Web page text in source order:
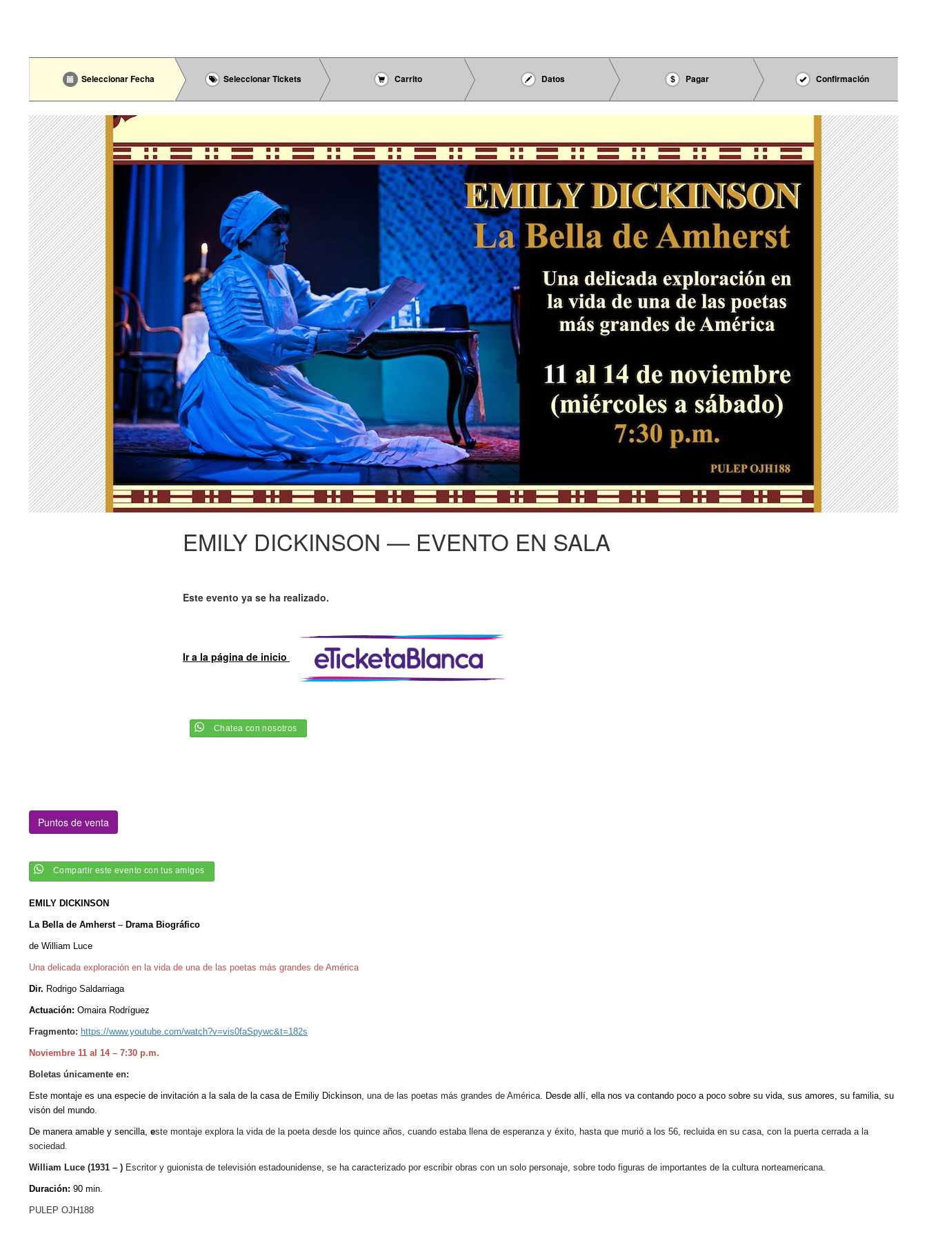
Seleccionar Fecha Seleccionar Tickets Carrito Datos Pagar Confirmación
EMILY DICKINSON — EVENTO EN SALA
Este evento ya se ha realizado.
Ir a la página de inicio
Chatea con nosotros
Puntos de venta
Compartir este evento con tus amigos
EMILY DICKINSON
La Bella de Amherst– Drama Biográfico
de William Luce
Una delicada exploración en la vida de una de las poetas más grandes de América
Dir. Rodrigo Saldarriaga
Actuación: Omaira Rodríguez
Fragmento: https://www.youtube.com/watch?v=vis0faSpywc&t=182s
Noviembre 11 al 14 – 7:30 p.m.
Boletas únicamente en:
Este montaje es una especie de invitación a la sala de la casa de Emiliy Dickinson, una de las poetas más grandes de América. Desde allí, ella nos va contando poco a poco sobre su vida, sus amores, su familia, su
visón del mundo.
De manera amable y sencilla, este montaje explora la vida de la poeta desde los quince años, cuando estaba llena de esperanza y éxito, hasta que murió a los 56, recluida en su casa, con la puerta cerrada a la
sociedad.
William Luce (1931 – ) Escritor y guionista de televisión estadounidense, se ha caracterizado por escribir obras con un solo personaje, sobre todo figuras de importantes de la cultura norteamericana.
Duración: 90 min.
PULEP OJH188